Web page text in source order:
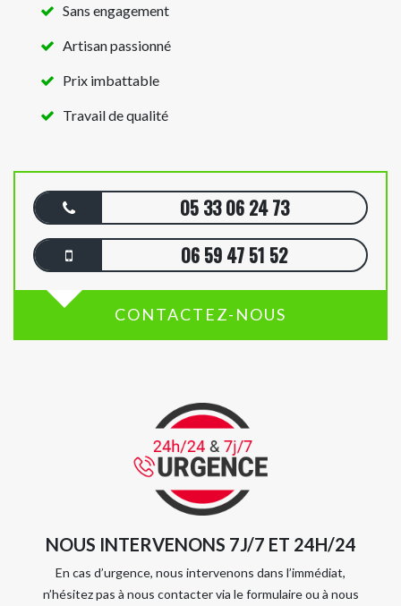
Sans engagement
Artisan passionné
Prix imbattable
Travail de qualité
05 33 06 24 73
06 59 47 51 52
CONTACTEZ-NOUS
NOUS INTERVENONS 7J/7 ET 24H/24
En cas d’urgence, nous intervenons dans l’immédiat,
n’hésitez pas à nous contacter via le formulaire ou à nous